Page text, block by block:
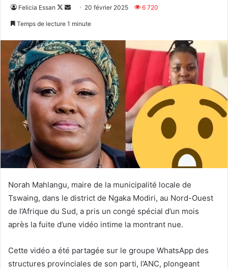
Felicia Essan
Follow
Envoyer20 février 2025 6 720
Temps de lecture 1 minute
Norah Mahlangu, maire de la municipalité locale de
Tswaing, dans le district de Ngaka Modiri, au Nord-Ouest
de l’Afrique du Sud, a pris un congé spécial d’un mois
après la fuite d’une vidéo intime la montrant nue.
Cette vidéo a été partagée sur le groupe WhatsApp des
structures provinciales de son parti, l’ANC, plongeant